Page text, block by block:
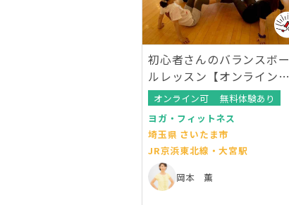
初心者さんのバランスボー
ルレッスン【オンラインレ
ッスンあり】
オンライン可
無料体験あり
ヨガ・フィットネス
埼玉県 さいたま市
JR京浜東北線・大宮駅
岡本 薫